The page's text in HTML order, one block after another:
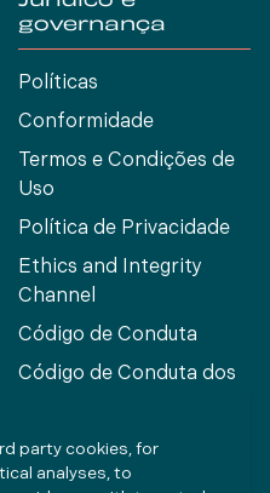
governança
Políticas
Conformidade
Termos e Condições de
Uso
Política de Privacidade
Ethics and Integrity
Channel
Código de Conduta
Código de Conduta dos
party cookies, for
analyses, to